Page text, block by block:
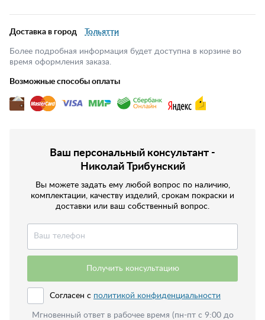
Доставка в город Тольятти
Более подробная информация будет доступна в корзине во
время оформления заказа.
Возможные способы оплаты
Ваш персональный консультант -
Николай Трибунский
Вы можете задать ему любой вопрос по наличию,
комплектации, качеству изделий, срокам покраски и
доставки или ваш собственный вопрос.
Получить консультацию
Согласен с политикой конфиденциальности
Мгновенный ответ в рабочее время (пн-пт с 9:00 до